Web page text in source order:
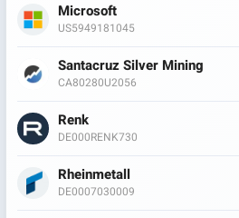
Microsoft
US5949181045
Santacruz Silver Mining
CA80280U2056
Renk
DE000RENK730
Rheinmetall
DE0007030009